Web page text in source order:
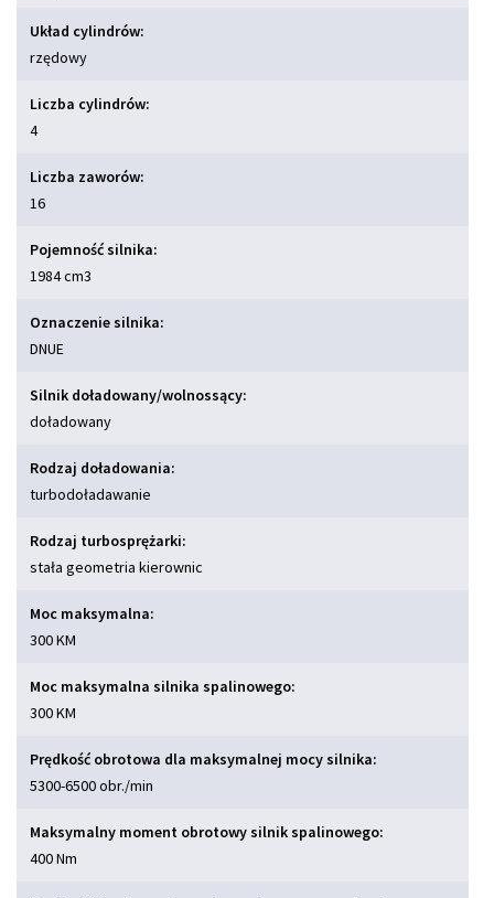
Układ cylindrów:
rzędowy
Liczba cylindrów:
4
Liczba zaworów:
16
Pojemność silnika:
1984 cm3
Oznaczenie silnika:
DNUE
Silnik doładowany/wolnossący:
doładowany
Rodzaj doładowania:
turbodoładawanie
Rodzaj turbosprężarki:
stała geometria kierownic
Moc maksymalna:
300 KM
Moc maksymalna silnika spalinowego:
300 KM
Prędkość obrotowa dla maksymalnej mocy silnika:
5300-6500 obr./min
Maksymalny moment obrotowy silnik spalinowego:
400 Nm